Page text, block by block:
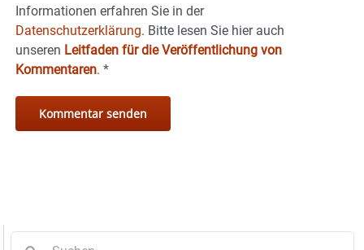
Informationen erfahren Sie in der
Datenschutzerklärung. Bitte lesen Sie hier auch
unseren Leitfaden für die Veröffentlichung von
Kommentaren. *